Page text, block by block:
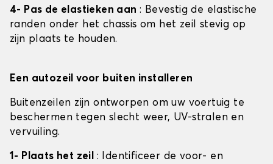
4- Pas de elastieken aan : Bevestig de elastische
randen onder het chassis om het zeil stevig op
zijn plaats te houden.
Een autozeil voor buiten installeren
Buitenzeilen zijn ontworpen om uw voertuig te
beschermen tegen slecht weer, UV-stralen en
vervuiling.
1- Plaats het zeil : Identificeer de voor- en